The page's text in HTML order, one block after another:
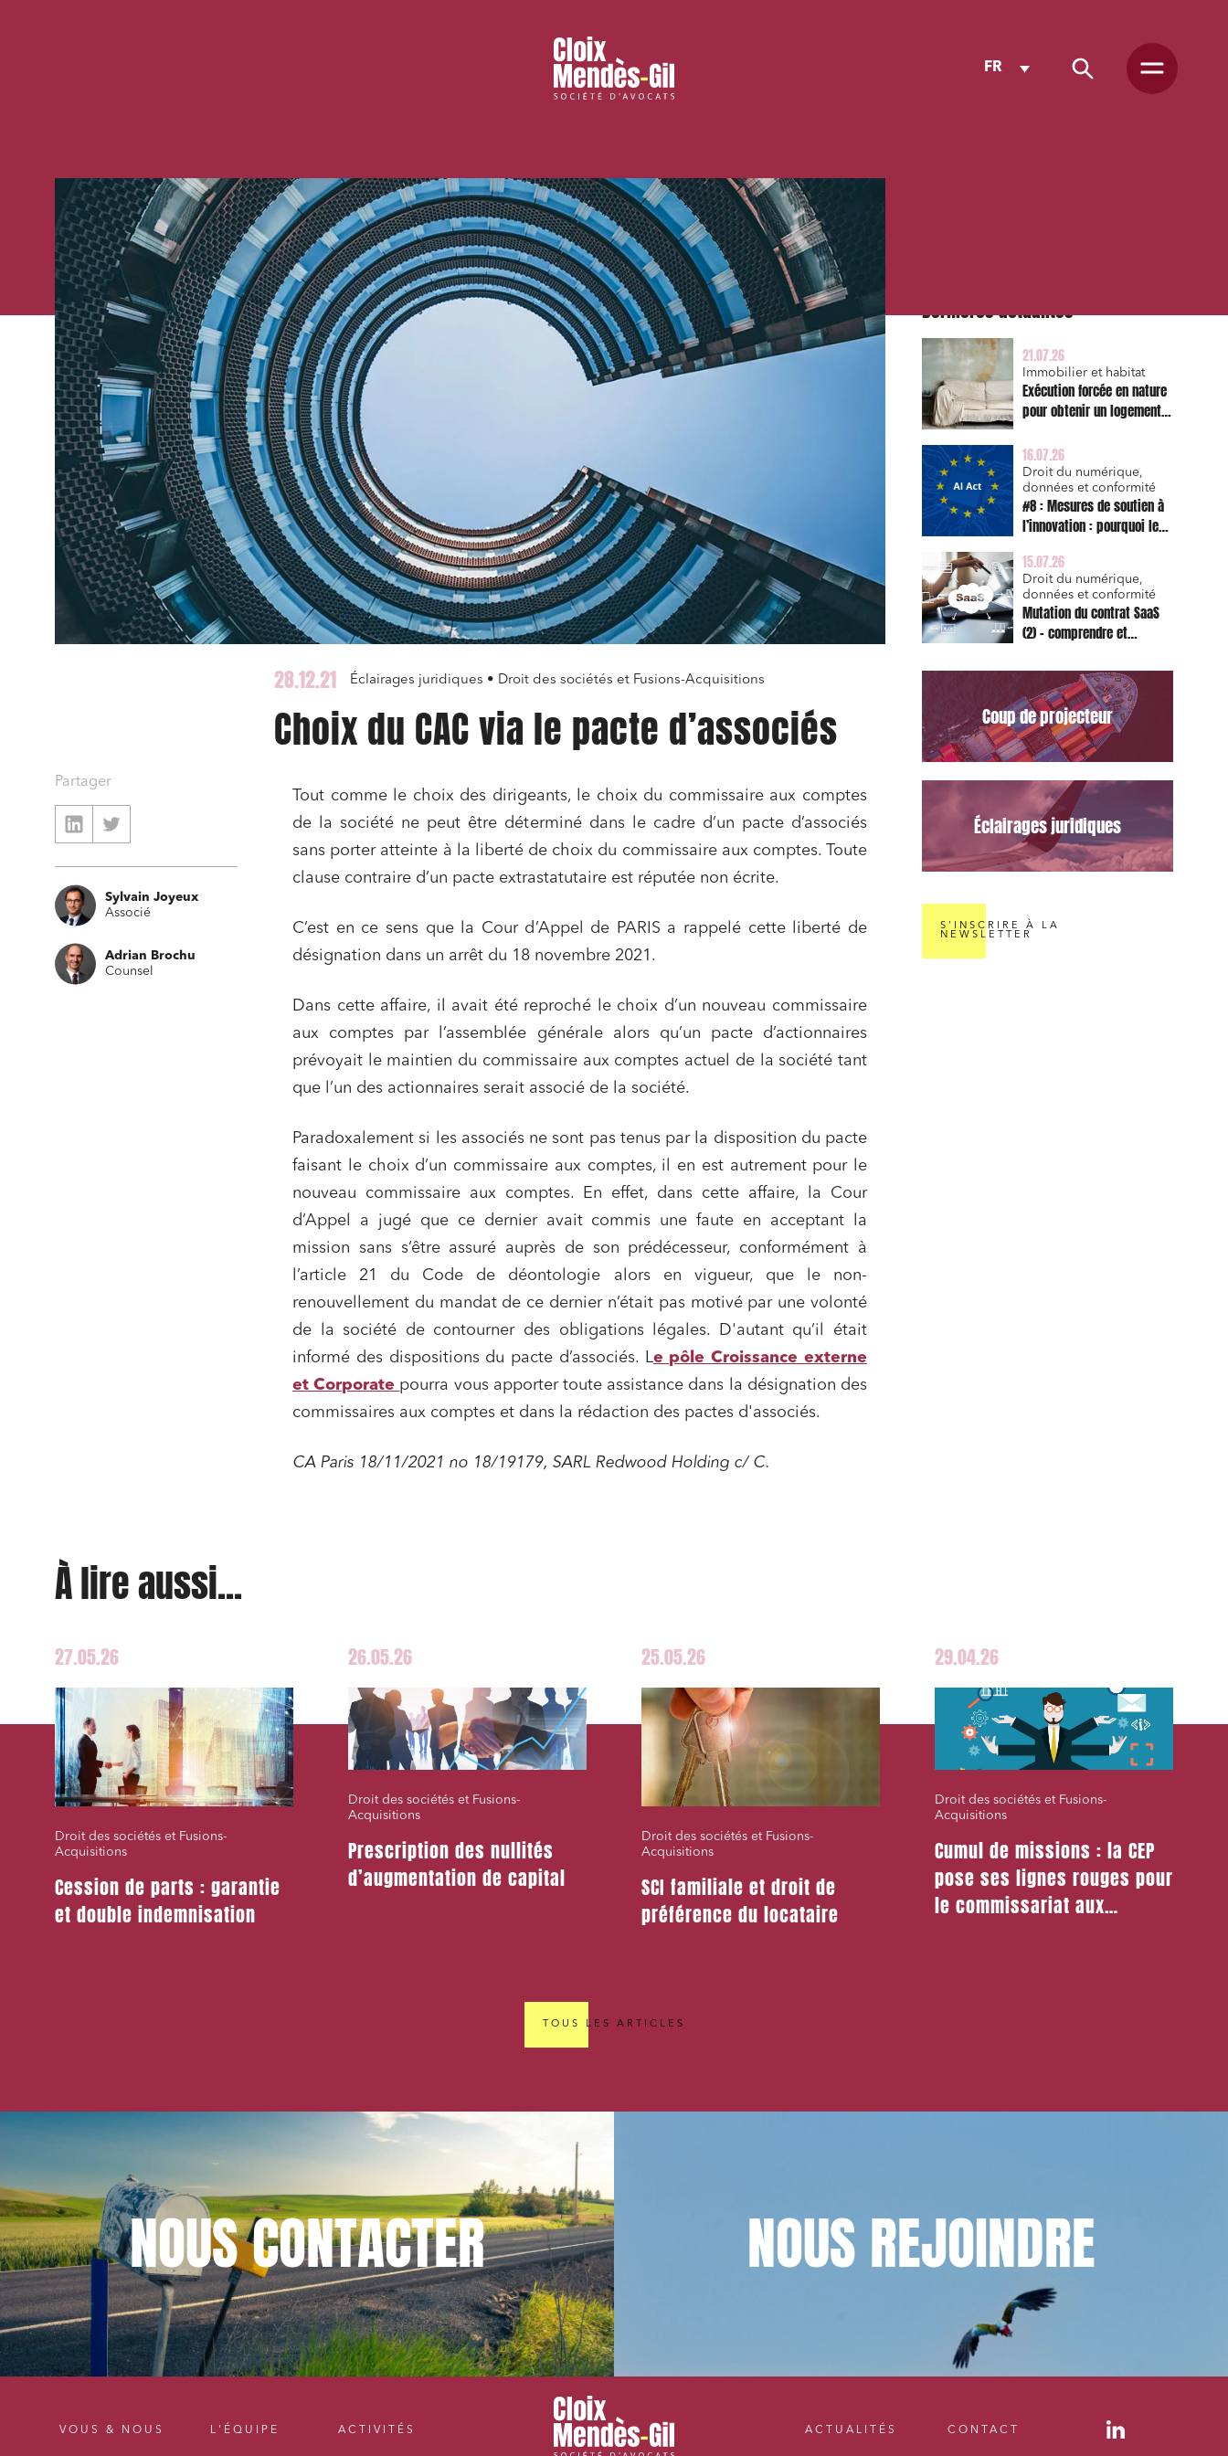
FR
28.12.21 Éclairages juridiques • Droit des sociétés et Fusions-Acquisitions
Choix du CAC via le pacte d’associés
Tout comme le choix des dirigeants, le choix du commissaire aux comptes
de la société ne peut être déterminé dans le cadre d’un pacte d’associés
sans porter atteinte à la liberté de choix du commissaire aux comptes. Toute
clause contraire d’un pacte extrastatutaire est réputée non écrite.
C’est en ce sens que la Cour d’Appel de PARIS a rappelé cette liberté de
désignation dans un arrêt du 18 novembre 2021.
Dans cette affaire, il avait été reproché le choix d’un nouveau commissaire
aux comptes par l’assemblée générale alors qu’un pacte d’actionnaires
prévoyait le maintien du commissaire aux comptes actuel de la société tant
que l’un des actionnaires serait associé de la société.
Paradoxalement si les associés ne sont pas tenus par la disposition du pacte
faisant le choix d’un commissaire aux comptes, il en est autrement pour le
nouveau commissaire aux comptes. En effet, dans cette affaire, la Cour
d’Appel a jugé que ce dernier avait commis une faute en acceptant la
mission sans s’être assuré auprès de son prédécesseur, conformément à
l’article 21 du Code de déontologie alors en vigueur, que le non-
renouvellement du mandat de ce dernier n’était pas motivé par une volonté
de la société de contourner des obligations légales. D'autant qu’il était
informé des dispositions du pacte d’associés. Le pôle Croissance externe
et Corporate pourra vous apporter toute assistance dans la désignation des
commissaires aux comptes et dans la rédaction des pactes d'associés.
CA Paris 18/11/2021 no 18/19179, SARL Redwood Holding c/ C.
Partager
Sylvain Joyeux
Associé
Adrian Brochu
Counsel
Dernières actualités
21.07.26
Immobilier et habitat
Exécution forcée en nature
pour obtenir un logement
triennale de l’action en
réparation
16.07.26
Droit du numérique,
données et conformité
#8 : Mesures de soutien à
l’innovation : pourquoi le
est d’abord un sujet de
risque juridique
15.07.26
Droit du numérique,
données et conformité
Mutation du contrat SaaS
(2) – comprendre et
types de la Commission
pour le Data Act
Coup de projecteur
Éclairages juridiques
S'INSCRIRE À LA
NEWSLETTER
À lire aussi...
27.05.26
Droit des sociétés et Fusions-
Acquisitions
Cession de parts : garantie
et double indemnisation
26.05.26
Droit des sociétés et Fusions-
Acquisitions
Prescription des nullités
d’augmentation de capital
25.05.26
Droit des sociétés et Fusions-
Acquisitions
SCI familiale et droit de
préférence du locataire
29.04.26
Droit des sociétés et Fusions-
Acquisitions
Cumul de missions : la CEP
pose ses lignes rouges pour
le commissariat aux
TOUS LES ARTICLES
NOUSCONTACTER NOUSREJOINDRE
VOUS & NOUS L'ÉQUIPE ACTIVITÉS ACTUALITÉS CONTACT
Media et édition Immobilier et habitat
Établissements financiers
Droit du numérique, données et
conformité
Relations sociales et droit du travail
Commande publique
Urbanisme et aménagement Banque finance et assurance
Droit des sociétés et Fusions-
Acquisitions